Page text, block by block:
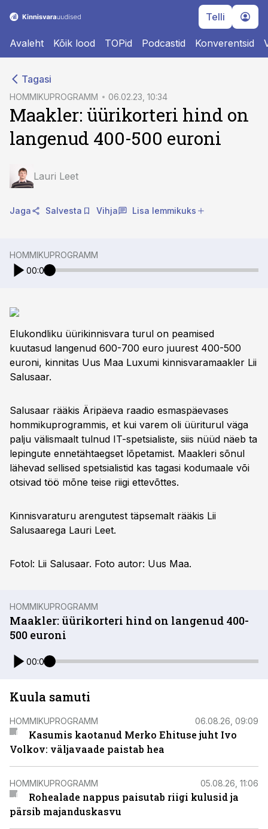
Telli
Avaleht Kõik lood TOPid Podcastid Konverentsid
Tagasi
HOMMIKUPROGRAMM 06.02.23, 10:34
Maakler: üürikorteri hind on
langenud 400-500 euroni
Lauri Leet
Jaga Salvesta Vihja Lisa lemmikuks
HOMMIKUPROGRAMM
00:00
Elukondliku üürikinnisvara turul on peamised
kuutasud langenud 600-700 euro juurest 400-500
euroni, kinnitas Uus Maa Luxumi kinnisvaramaakler Lii
Salusaar.
Salusaar rääkis Äripäeva raadio esmaspäevases
hommikuprogrammis, et kui varem oli üüriturul väga
palju välismaalt tulnud IT-spetsialiste, siis nüüd näeb ta
lepingute ennetähtaegset lõpetamist. Maakleri sõnul
lähevad sellised spetsialistid kas tagasi kodumaale või
otsivad töö mõne teise riigi ettevõttes.
Kinnisvaraturu arengutest täpsemalt rääkis Lii
Salusaarega Lauri Leet.
Fotol: Lii Salusaar. Foto autor: Uus Maa.
HOMMIKUPROGRAMM
Maakler: üürikorteri hind on langenud 400-
500 euroni
00:00
Kuula samuti
HOMMIKUPROGRAMM 06.08.26, 09:09
Kasumis kaotanud Merko Ehituse juht Ivo
Volkov: väljavaade paistab hea
HOMMIKUPROGRAMM 05.08.26, 11:06
Rohealade nappus paisutab riigi kulusid ja
pärsib majanduskasvu